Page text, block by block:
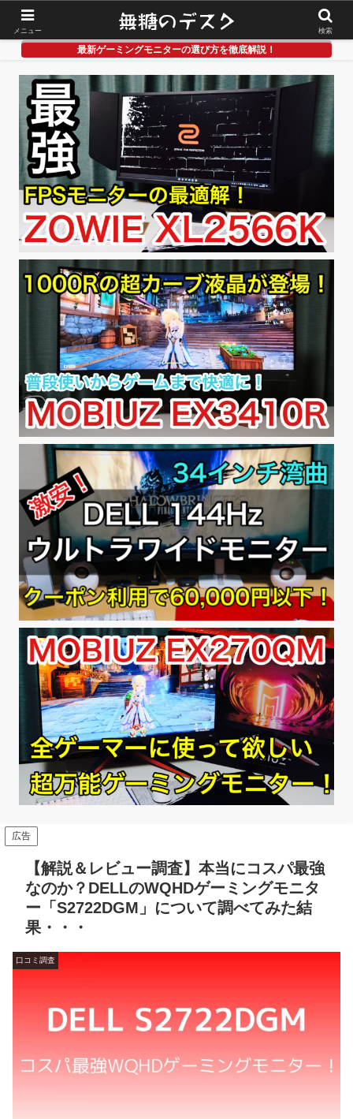
最新ゲーミングモニターの選び方を徹底解説！
広告
【解説＆レビュー調査】本当にコスパ最強
なのか？DELLのWQHDゲーミングモニタ
ー「S2722DGM」について調べてみた結
果・・・
口コミ調査
メニュー 検索